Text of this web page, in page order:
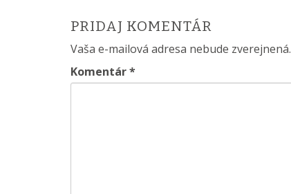
o
s
t
PRIDAJ KOMENTÁR
Vaša e-mailová adresa nebude zverejnená.
Komentár*